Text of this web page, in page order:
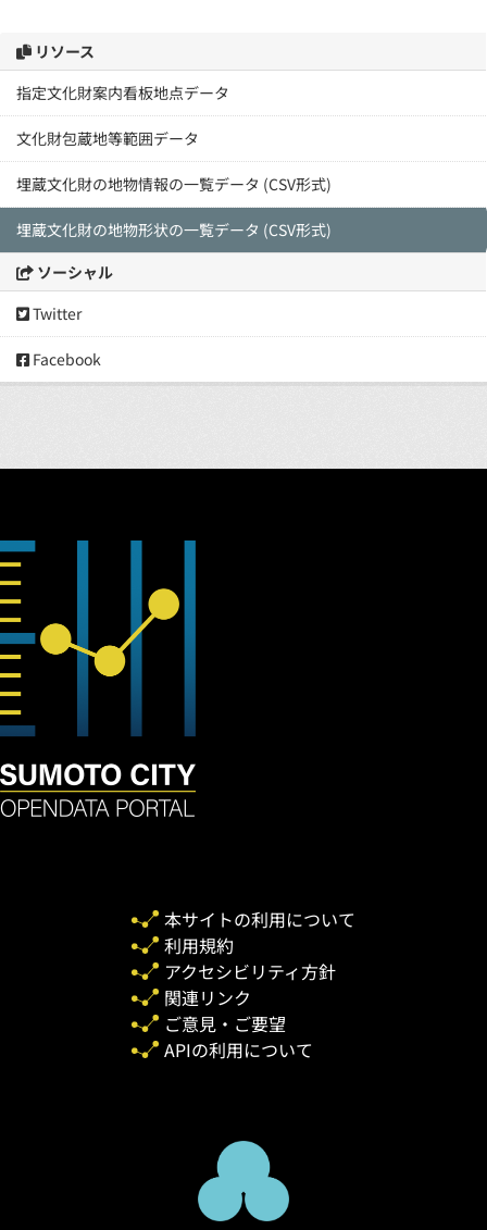
リソース
指定文化財案内看板地点データ
文化財包蔵地等範囲データ
埋蔵文化財の地物情報の一覧データ (CSV形式)
埋蔵文化財の地物形状の一覧データ (CSV形式)
ソーシャル
Twitter
Facebook
本サイトの利用について
利用規約
アクセシビリティ方針
関連リンク
ご意見・ご要望
APIの利用について